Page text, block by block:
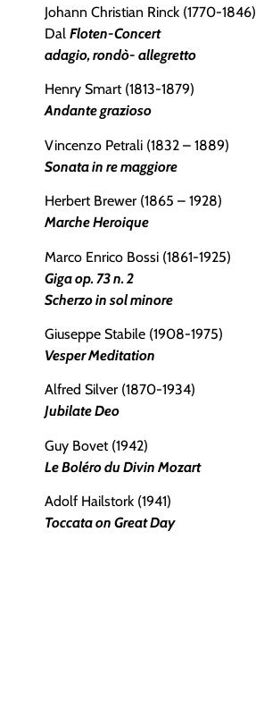
Johann Christian Rinck (1770-1846)
Dal Floten-Concert
adagio, rondò- allegretto
Henry Smart (1813-1879)
Andante grazioso
Vincenzo Petrali (1832 – 1889)
Sonata in re maggiore
Herbert Brewer (1865 – 1928)
Marche Heroique
Marco Enrico Bossi (1861-1925)
Giga op. 73 n. 2
Scherzo in sol minore
Giuseppe Stabile (1908-1975)
Vesper Meditation
Alfred Silver (1870-1934)
Jubilate Deo
Guy Bovet (1942)
Le Boléro du Divin Mozart
Adolf Hailstork (1941)
Toccata on Great Day